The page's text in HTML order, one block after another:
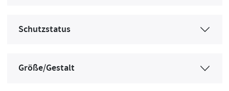
Schutzstatus
Größe/Gestalt